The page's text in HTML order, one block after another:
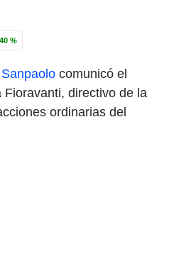
%
comunicó el
directivo de la
ordinarias del